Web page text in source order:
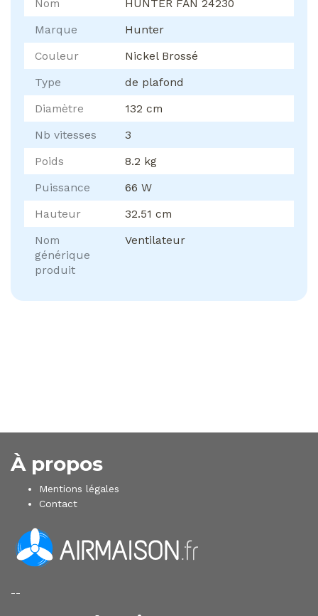
Nom
HUNTER FAN 24230
Marque
Hunter
Couleur
Nickel Brossé
Type
de plafond
Diamètre
132 cm
Nb vitesses
3
Poids
8.2 kg
Puissance
66 W
Hauteur
32.51 cm
Nom
générique
produit
Ventilateur
À propos
Mentions légales
Contact
--